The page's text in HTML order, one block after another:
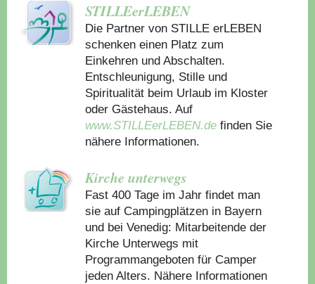
STILLEerLEBEN
Die Partner von STILLE erLEBEN
schenken einen Platz zum
Einkehren und Abschalten.
Entschleunigung, Stille und
Spiritualität beim Urlaub im Kloster
oder Gästehaus. Auf
www.STILLEerLEBEN.de finden Sie
nähere Informationen.
Kirche unterwegs
Fast 400 Tage im Jahr findet man
sie auf Campingplätzen in Bayern
und bei Venedig: Mitarbeitende der
Kirche Unterwegs mit
Programmangeboten für Camper
jeden Alters. Nähere Informationen